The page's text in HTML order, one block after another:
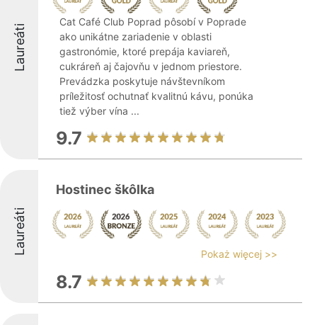
Laureáti
Cat Café Club Poprad pôsobí v Poprade
ako unikátne zariadenie v oblasti
gastronómie, ktoré prepája kaviareň,
cukráreň aj čajovňu v jednom priestore.
Prevádzka poskytuje návštevníkom
príležitosť ochutnať kvalitnú kávu, ponúka
tiež výber vína ...
9.7
Laureáti
Hostinec škôlka
Pokaż więcej >>
8.7